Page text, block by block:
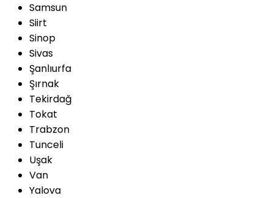
Samsun
Siirt
Sinop
Sivas
Şanlıurfa
Şırnak
Tekirdağ
Tokat
Trabzon
Tunceli
Uşak
Van
Yalova